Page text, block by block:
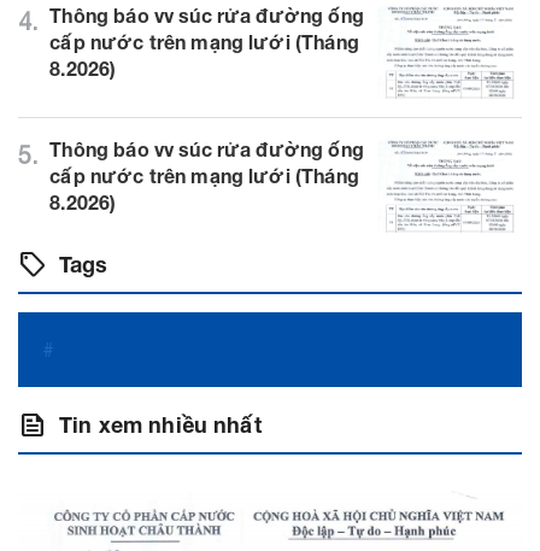
4. Thông báo vv súc rửa đường ống
cấp nước trên mạng lưới (Tháng
8.2026)
5. Thông báo vv súc rửa đường ống
cấp nước trên mạng lưới (Tháng
8.2026)
sell Tags
#
feed Tin xem nhiều nhất